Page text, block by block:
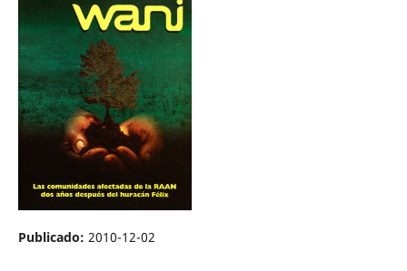
Publicado: 2010-12-02